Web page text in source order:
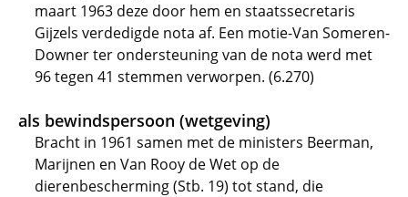
maart 1963 deze door hem en staatssecretaris
Gijzels verdedigde nota af. Een motie-Van Someren-
Downer ter ondersteuning van de nota werd met
96 tegen 41 stemmen verworpen. (6.270)
als bewindspersoon (wetgeving)
Bracht in 1961 samen met de ministers Beerman,
Marijnen en Van Rooy de Wet op de
dierenbescherming (Stb. 19) tot stand, die